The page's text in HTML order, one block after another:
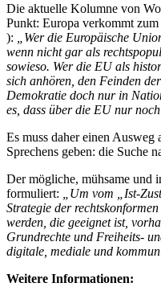
Die aktuelle Kolumne von
Punkt: Europa verkommt
):
„Wer die Europäische
wenn nicht gar als
sowieso. Wer die EU als
sich anhören, den Feinden
Demokratie doch nur in
es, dass über die EU nur
Es muss daher einen Ausweg
Sprechens geben: die Suche
Der mögliche, mühsame und
formuliert:
„Um vom „Ist-
Strategie der
werden, die geeignet ist,
Grundrechte und Freiheits-
digitale, mediale und
Weitere Informationen: